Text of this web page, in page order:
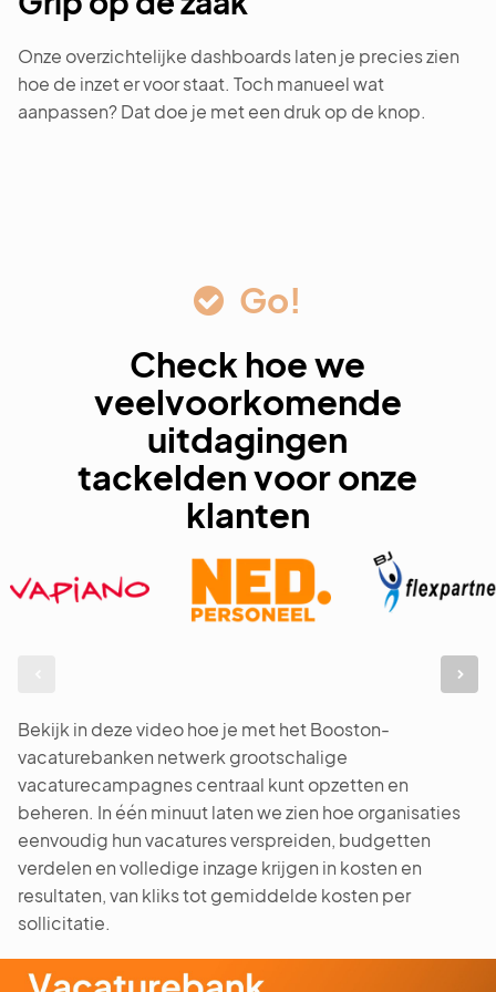
Onze overzichtelijke dashboards laten je precies zien
hoe de inzet er voor staat. Toch manueel wat
aanpassen? Dat doe je met een druk op de knop.
Go!
Check hoe we
veelvoorkomende
uitdagingen
tackelden voor onze
klanten
Bekijk in deze video hoe je met het Booston-
vacaturebanken netwerk grootschalige
vacaturecampagnes centraal kunt opzetten en
beheren. In één minuut laten we zien hoe organisaties
eenvoudig hun vacatures verspreiden, budgetten
verdelen en volledige inzage krijgen in kosten en
resultaten, van kliks tot gemiddelde kosten per
sollicitatie.